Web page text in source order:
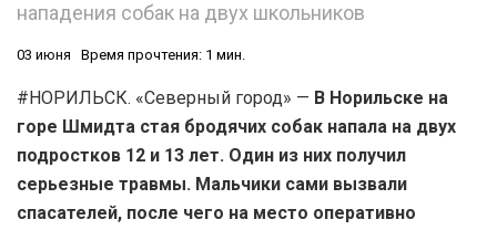
нападения собак на двух школьников
03 июня Время прочтения: 1 мин.
#НОРИЛЬСК. «Северный город» — В Норильске на
горе Шмидта стая бродячих собак напала на двух
подростков 12 и 13 лет. Один из них получил
серьезные травмы. Мальчики сами вызвали
спасателей, после чего на место оперативно